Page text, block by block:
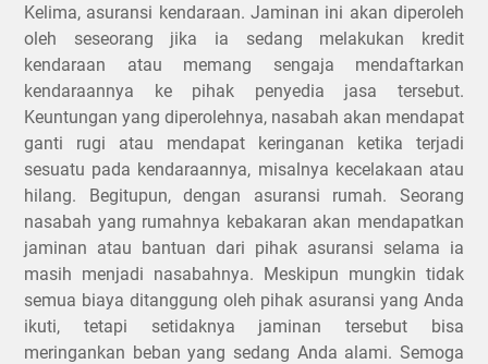
Kelima, asuransi kendaraan. Jaminan ini akan diperoleh
oleh seseorang jika ia sedang melakukan kredit
kendaraan atau memang sengaja mendaftarkan
kendaraannya ke pihak penyedia jasa tersebut.
Keuntungan yang diperolehnya, nasabah akan mendapat
ganti rugi atau mendapat keringanan ketika terjadi
sesuatu pada kendaraannya, misalnya kecelakaan atau
hilang. Begitupun, dengan asuransi rumah. Seorang
nasabah yang rumahnya kebakaran akan mendapatkan
jaminan atau bantuan dari pihak asuransi selama ia
masih menjadi nasabahnya. Meskipun mungkin tidak
semua biaya ditanggung oleh pihak asuransi yang Anda
ikuti, tetapi setidaknya jaminan tersebut bisa
meringankan beban yang sedang Anda alami. Semoga